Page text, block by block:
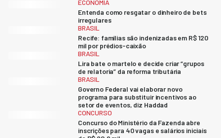
ECONOMIA
Entenda como resgatar o dinheiro de bets
irregulares
BRASIL
Recife: famílias são indenizadas em R$ 120
mil por prédios-caixão
BRASIL
Lira bate o martelo e decide criar “grupos
de relatoria” da reforma tributária
BRASIL
Governo Federal vai elaborar novo
programa para substituir incentivos ao
setor de eventos, diz Haddad
CONCURSO
Concurso do Ministério da Fazenda abre
inscrições para 40 vagas e salários iniciais